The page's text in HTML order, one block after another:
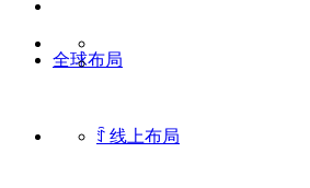
全球布局
ꄷ 线上布局